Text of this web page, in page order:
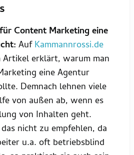
Content Marketing eine
AufKammannrossi.de
erklärt, warum man
eine Agentur
Demnach lehnen viele
von außen ab, wenn es
von Inhalten geht.
nicht zu empfehlen, da
u.a. oft betriebsblind